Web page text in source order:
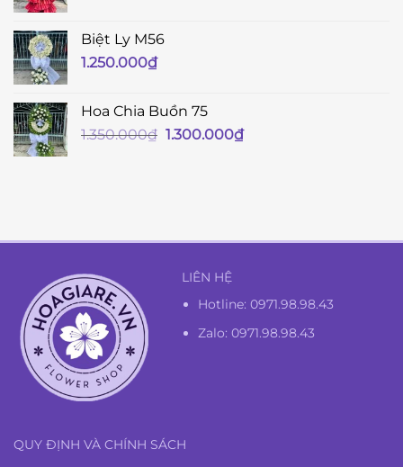
Biệt Ly M56
1.250.000₫
Hoa Chia Buồn 75
1.350.000₫ Giá
1.300.000₫Giá
LIÊN HỆ
Hotline:0971.98.98.43
Zalo: 0971.98.98.43
QUY ĐỊNH VÀ CHÍNH SÁCH